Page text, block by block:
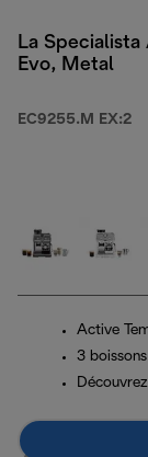
La Specialista
Evo, Metal
EC9255.M EX:2
Active
3